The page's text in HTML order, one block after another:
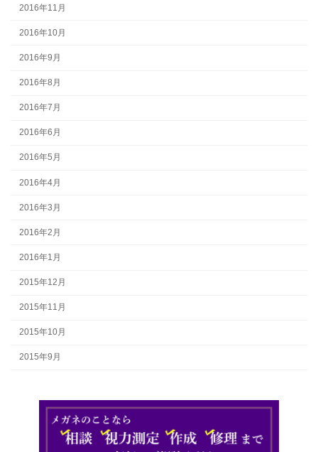
2016年11月
2016年10月
2016年9月
2016年8月
2016年7月
2016年6月
2016年5月
2016年4月
2016年3月
2016年2月
2016年1月
2015年12月
2015年11月
2015年10月
2015年9月